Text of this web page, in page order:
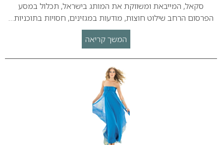
סקאל, המייבאת ומשווקת את המותג בישראל, תכלול במסע
הפרסום הרחב שילוט חוצות, מודעות במגזינים, חסויות בתוכניות…
המשך קריאה